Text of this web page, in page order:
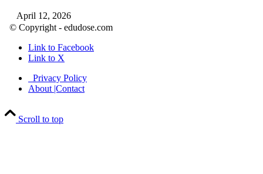
April 12, 2026
April 9, 2026
नासा का आर्टेमिस-2 मिशन: मनुष्य एक बार फिर से चंद्रमा के
पहुंचा
April 7, 2026
© Copyright - edudose.com
Link to Facebook
Link to X
Privacy Policy
About |Contact
Scroll to top